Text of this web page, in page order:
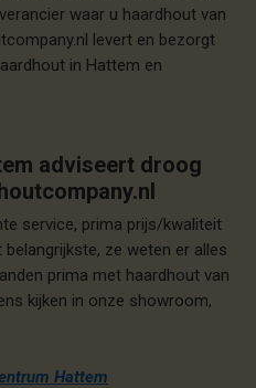
waar u haardhout van
levert en bezorgt
in Hattem en
adviseert droog
service, prima prijs/kwaliteit
ze weten er alles
prima met haardhout van
kijken in onze showroom,
Hattem